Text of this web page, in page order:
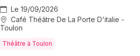
Le 19/09/2026
Café Théâtre De La Porte D'italie -
Toulon
Théâtre à Toulon